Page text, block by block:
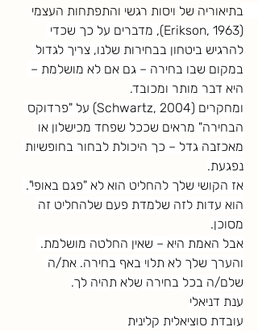
בתיאוריה של ויסות רגשי והתפתחות העצמי
(Erikson, 1963), מדברים על כך שכדי
להרגיש ביטחון בבחירות שלנו, צריך לגדול
במקום שבו בחירה – גם אם לא מושלמת –
היא דבר מותר ומכובד.
ומחקרים (Schwartz, 2004) על "פרדוקס
הבחירה" מראים שככל שפחד מכישלון או
מאכזבה גדל – כך היכולת לבחור בחופשיות
נפגעת.
אז הקושי שלך להחליט הוא לא "פגם באופי".
הוא עדות לזה שלמדת פעם שלהחליט זה
מסוכן.
אבל האמת היא – שאין החלטה מושלמת.
והערך שלך לא תלוי באף בחירה. את/ה
שלם/ה בכל בחירה שלא תהיה לך.
ענת דניאלי
עובדת סוציאלית קלינית